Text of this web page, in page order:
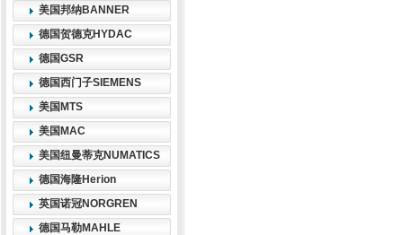
美国邦纳BANNER
德国贺德克HYDAC
德国GSR
德国西门子SIEMENS
美国MTS
美国MAC
美国纽曼蒂克NUMATICS
德国海隆Herion
英国诺冠NORGREN
德国马勒MAHLE